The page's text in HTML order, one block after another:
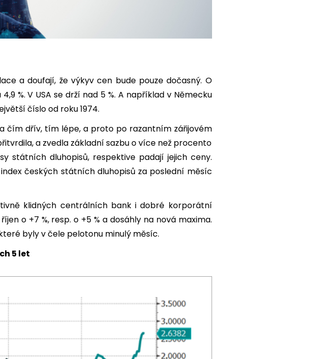
a doufají, že výkyv cen bude pouze dočasný. O
%. V USA se drží nad 5 %. A například v Německu
číslo od roku 1974.
čím dřív, tím lépe, a proto po razantním zářijovém
a zvedla základní sazbu o více než procento
státních dluhopisů, respektive padají jejich ceny.
českých státních dluhopisů za poslední měsíc
klidných centrálních bank i dobré korporátní
o +7 %, resp. o +5 % a dosáhly na nová maxima.
byly v čele pelotonu minulý měsíc.
5 let